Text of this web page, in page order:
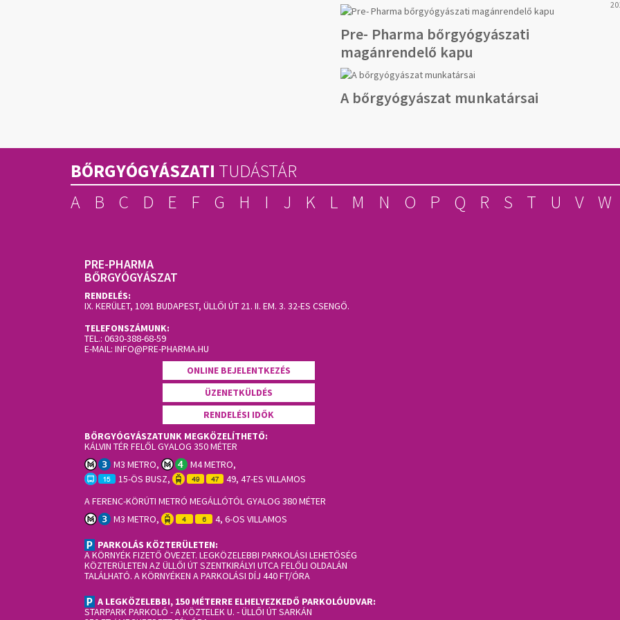
Pre- Pharma bőrgyógyászati
magánrendelő kapu
A bőrgyógyászat munkatársai
BŐRGYÓGYÁSZATI TUDÁSTÁR
A
B C D E F G H I J K L M N O P Q R S T U V W
PRE-PHARMA
BŐRGYÓGYÁSZAT
RENDELÉS:
IX. KERÜLET, 1091 BUDAPEST, ÜLLŐI ÚT 21. II. EM. 3. 32-ES CSENGŐ.
TELEFONSZÁMUNK:
TEL.: 0630-388-68-59
E-MAIL: INFO@PRE-PHARMA.HU
ONLINE BEJELENTKEZÉS
ÜZENETKÜLDÉS
RENDELÉSI IDŐK
BŐRGYÓGYÁSZATUNK MEGKÖZELÍTHETŐ:
KÁLVIN TÉR FELŐL GYALOG 350 MÉTER
M3 METRO,
M4 METRO,
15-ÖS BUSZ,
49, 47-ES VILLAMOS
A FERENC-KÖRÚTI METRÓ MEGÁLLÓTÓL GYALOG 380 MÉTER
M3 METRO,
4, 6-OS VILLAMOS
PARKOLÁS KÖZTERÜLETEN:
A KÖRNYÉK FIZETŐ ÖVEZET. LEGKÖZELEBBI PARKOLÁSI LEHETŐSÉG
KÖZTERÜLETEN AZ ÜLLŐI ÚT SZENTKIRÁLYI UTCA FELŐLI OLDALÁN
TALÁLHATÓ. A KÖRNYÉKEN A PARKOLÁSI DÍJ 440 FT/ÓRA
A LEGKÖZELEBBI, 150 MÉTERRE ELHELYEZKEDŐ PARKOLÓUDVAR:
STARPARK PARKOLÓ - A KÖZTELEK U. - ÜLLŐI ÚT SARKÁN